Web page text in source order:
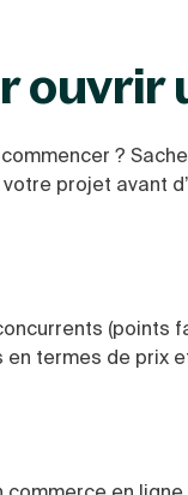
ouvrir
?
projet avant
termes de prix